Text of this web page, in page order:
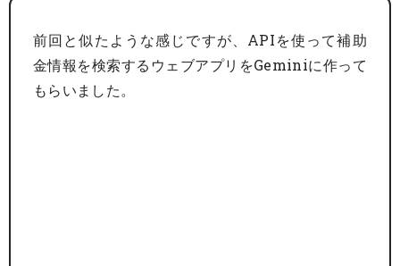
前回と似たような感じですが、APIを使って補助
金情報を検索するウェブアプリをGeminiに作って
もらいました。